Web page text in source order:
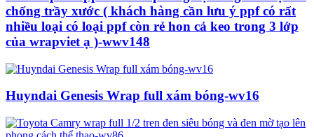
chống trầy xước ( khách hàng cần lưu ý ppf có rất
nhiều loại có loại ppf còn rẻ hon cả keo trong 3 lớp
của wrapviet ạ )-wwv148
Huyndai Genesis Wrap full xám bóng-wv16